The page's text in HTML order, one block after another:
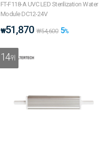
FT-F118-A UVC LED Sterilization Water
Module DC12-24V
₩51,870 ₩54,600 5%
14위